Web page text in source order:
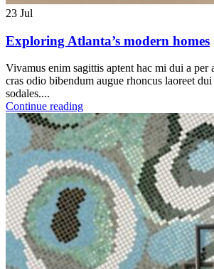
23 Jul
Exploring Atlanta’s modern homes
Vivamus enim sagittis aptent hac mi dui a per
cras odio bibendum augue rhoncus laoreet dui
sodales....
Continue reading